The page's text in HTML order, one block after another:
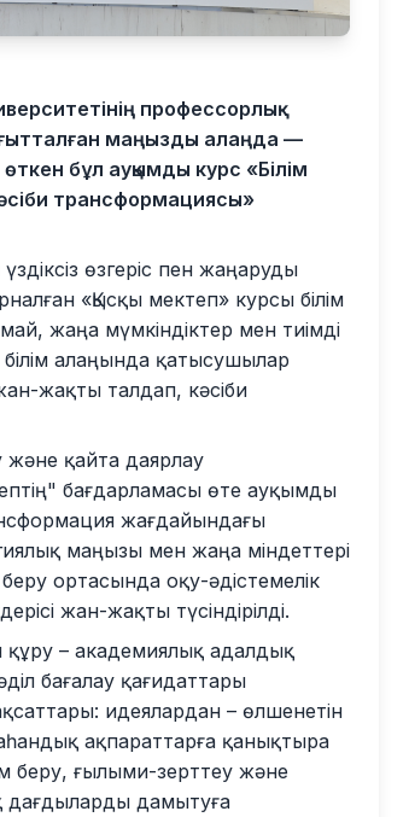
профессорлық-
маңызды алаңда —
бұл ауқымды курс «Білім
трансформациясы»
үздіксіз өзгеріс пен жаңаруды
«Қысқы мектеп» курсы білім
жаңа мүмкіндіктер мен тиімді
білім алаңында қатысушылар
жақты талдап, кәсіби
және қайта даярлау
бағдарламасы өте ауқымды
жағдайындағы
маңызы мен жаңа міндеттері
ортасында оқу-әдістемелік
жан-жақты түсіндірілді.
құру – академиялық адалдық
бағалау қағидаттары
идеялардан – өлшенетін
ақпараттарға қанықтыра
беру, ғылыми-зерттеу және
дағдыларды дамытуға